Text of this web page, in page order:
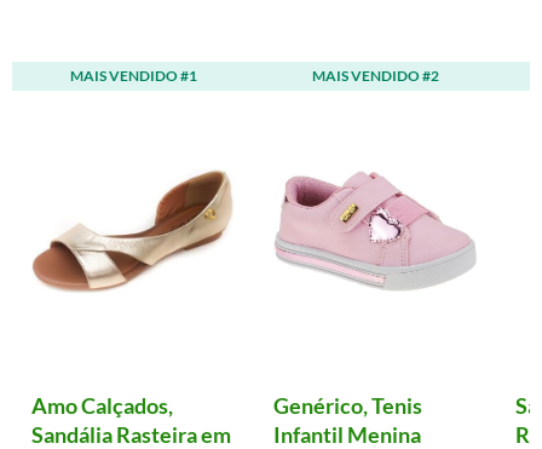
MAIS VENDIDO #1
Amo Calçados,
Sandália Rasteira em
MAIS VENDIDO #2
Genérico, Tenis
Infantil Menina